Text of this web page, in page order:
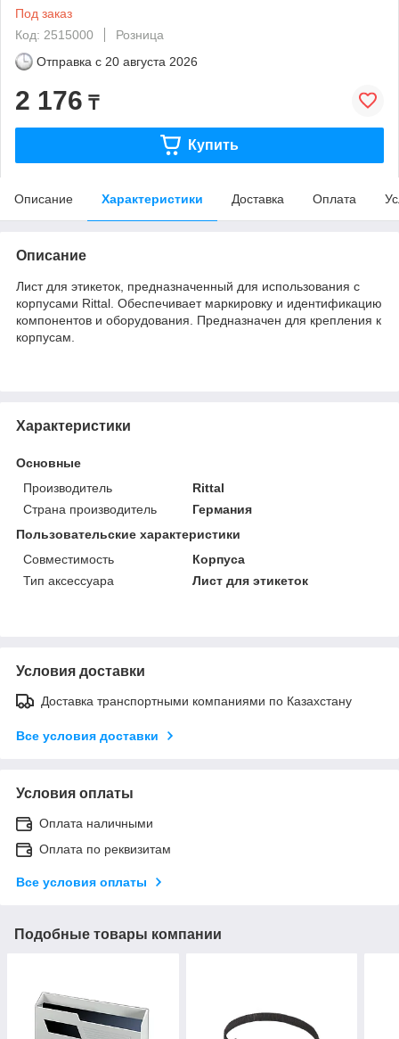
Под заказ
Код: 2515000
Розница
Отправка с 20 августа 2026
2 176 ₸
Купить
Описание Характеристики Доставка Оплата
Описание
Лист для этикеток, предназначенный для использования с
корпусами Rittal. Обеспечивает маркировку и идентификацию
компонентов и оборудования. Предназначен для крепления к
корпусам.
Характеристики
Основные
Производитель
Rittal
Страна производитель
Германия
Пользовательские характеристики
Совместимость
Корпуса
Тип аксессуара
Лист для этикеток
Условия доставки
Доставка транспортными компаниями по Казахстану
Все условия доставки
Условия оплаты
Оплата наличными
Оплата по реквизитам
Все условия оплаты
Подобные товары компании